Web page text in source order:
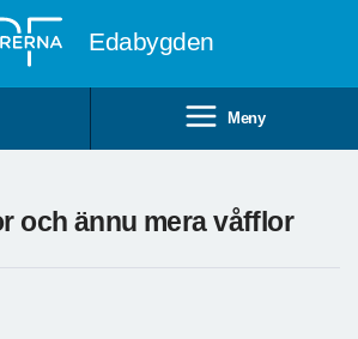
Edabygden
Meny
och ännu mera våfflor